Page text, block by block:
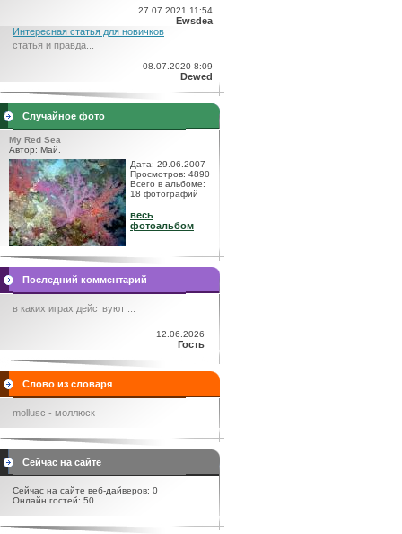
27.07.2021 11:54
Ewsdea
Интересная статья для новичков
статья и правда...
08.07.2020 8:09
Dewed
Случайное фото
My Red Sea
Автор: Май.
Дата: 29.06.2007
Просмотров: 4890
Всего в альбоме:
18 фотографий
весь
фотоальбом
Последний комментарий
в каких играх действуют ...
12.06.2026
Гость
Слово из словаря
mollusc - моллюск
Сейчас на сайте
Сейчас на сайте веб-дайверов: 0
Онлайн гостей: 50